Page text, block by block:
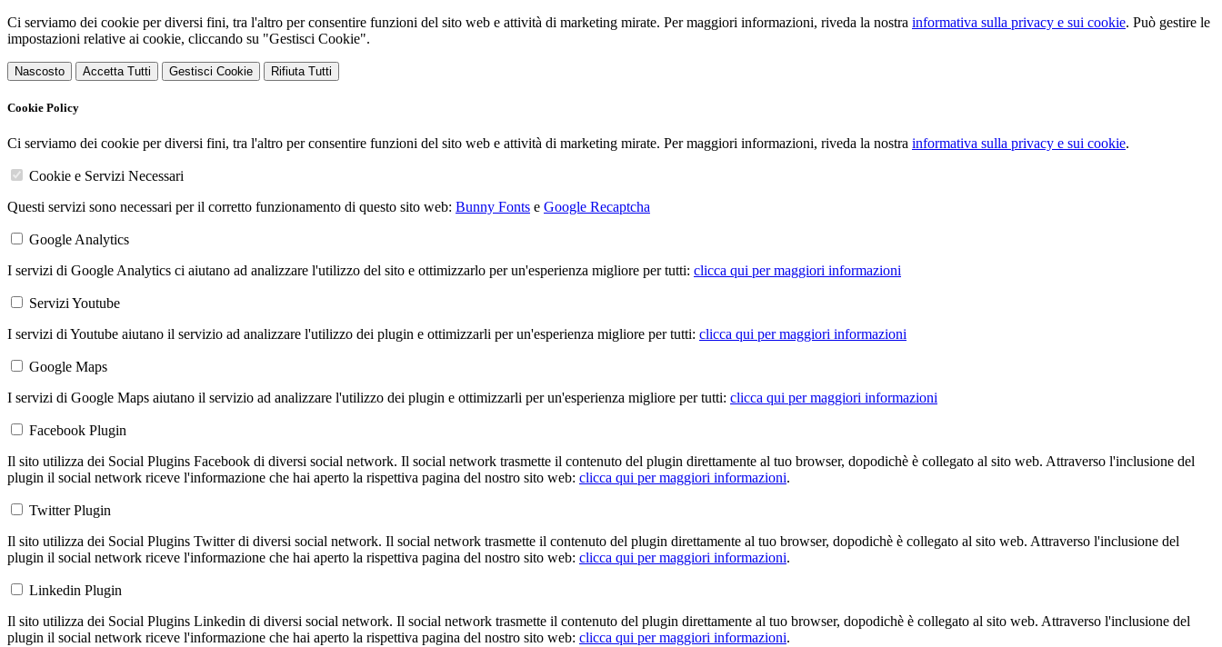
Ci serviamo dei cookie per diversi fini, tra l'altro per consentire funzioni del sito web e attività di marketing mirate. Per maggiori informazioni, riveda la nostra informativa sulla privacy e sui cookie. Può gestire le
impostazioni relative ai cookie, cliccando su "Gestisci Cookie".
Nascosto Accetta Tutti Gestisci Cookie Rifiuta Tutti
Cookie Policy
Ci serviamo dei cookie per diversi fini, tra l'altro per consentire funzioni del sito web e attività di marketing mirate. Per maggiori informazioni, riveda la nostra informativa sulla privacy e sui cookie.
Cookie e Servizi Necessari
Questi servizi sono necessari per il corretto funzionamento di questo sito web: Bunny Fonts e Google Recaptcha
Google Analytics
I servizi di Google Analytics ci aiutano ad analizzare l'utilizzo del sito e ottimizzarlo per un'esperienza migliore per tutti: clicca qui per maggiori informazioni
Servizi Youtube
I servizi di Youtube aiutano il servizio ad analizzare l'utilizzo dei plugin e ottimizzarli per un'esperienza migliore per tutti: clicca qui per maggiori informazioni
Google Maps
I servizi di Google Maps aiutano il servizio ad analizzare l'utilizzo dei plugin e ottimizzarli per un'esperienza migliore per tutti: clicca qui per maggiori informazioni
Facebook Plugin
Il sito utilizza dei Social Plugins Facebook di diversi social network. Il social network trasmette il contenuto del plugin direttamente al tuo browser, dopodichè è collegato al sito web. Attraverso l'inclusione del
plugin il social network riceve l'informazione che hai aperto la rispettiva pagina del nostro sito web: clicca qui per maggiori informazioni.
Twitter Plugin
Il sito utilizza dei Social Plugins Twitter di diversi social network. Il social network trasmette il contenuto del plugin direttamente al tuo browser, dopodichè è collegato al sito web. Attraverso l'inclusione del
plugin il social network riceve l'informazione che hai aperto la rispettiva pagina del nostro sito web: clicca qui per maggiori informazioni.
Linkedin Plugin
Il sito utilizza dei Social Plugins Linkedin di diversi social network. Il social network trasmette il contenuto del plugin direttamente al tuo browser, dopodichè è collegato al sito web. Attraverso l'inclusione del
plugin il social network riceve l'informazione che hai aperto la rispettiva pagina del nostro sito web: clicca qui per maggiori informazioni.